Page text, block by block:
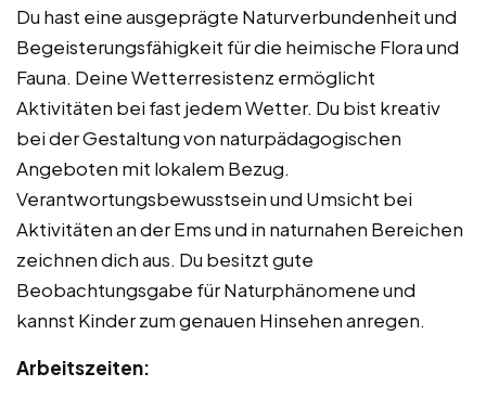
Du hast eine ausgeprägte Naturverbundenheit und
Begeisterungsfähigkeit für die heimische Flora und
Fauna. Deine Wetterresistenz ermöglicht
Aktivitäten bei fast jedem Wetter. Du bist kreativ
bei der Gestaltung von naturpädagogischen
Angeboten mit lokalem Bezug.
Verantwortungsbewusstsein und Umsicht bei
Aktivitäten an der Ems und in naturnahen Bereichen
zeichnen dich aus. Du besitzt gute
Beobachtungsgabe für Naturphänomene und
kannst Kinder zum genauen Hinsehen anregen.
Arbeitszeiten: